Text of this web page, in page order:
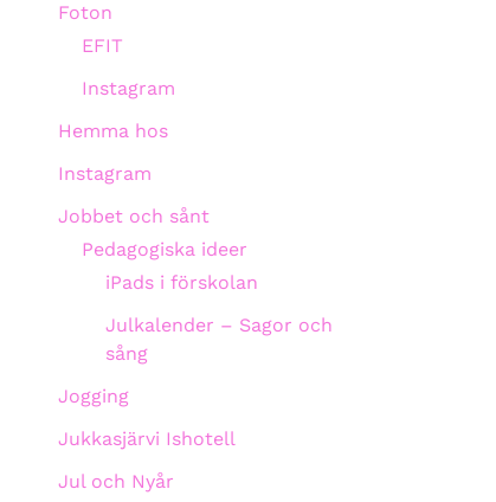
Foton
EFIT
Instagram
Hemma hos
Instagram
Jobbet och sånt
Pedagogiska ideer
iPads i förskolan
Julkalender – Sagor och
sång
Jogging
Jukkasjärvi Ishotell
Jul och Nyår